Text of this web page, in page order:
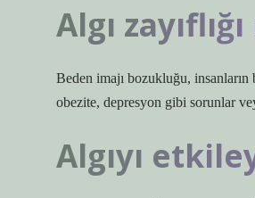
Algı
Beden imajı bozukluğu, insanların
obezite, depresyon gibi sorunlar
Algıyı